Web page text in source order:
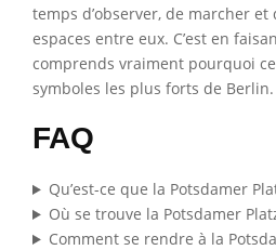
temps d’observer, de marcher
espaces entre eux. C’est en
comprends vraiment pourquoi
symboles les plus forts de Berlin.
FAQ
Qu’est-ce que la Potsdamer
Où se trouve la Potsdamer
Comment se rendre à la